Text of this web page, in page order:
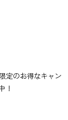
定のお得なキャン
！